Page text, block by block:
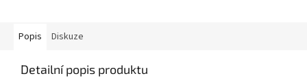
Popis Diskuze
Detailní popis produktu